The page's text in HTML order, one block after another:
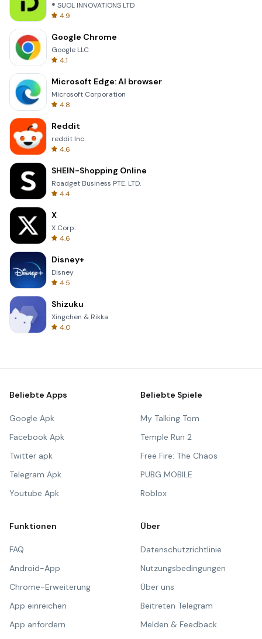
® SUOL INNOVATIONS LTD
4.9
Google Chrome
Google LLC
4.1
Microsoft Edge: AI browser
Microsoft Corporation
4.8
Reddit
reddit Inc.
4.6
SHEIN-Shopping Online
Roadget Business PTE. LTD.
4.4
X
X Corp.
4.6
Disney+
Disney
4.5
Shizuku
Xingchen & Rikka
4.0
Beliebte Apps
Google Apk
Facebook Apk
Twitter apk
Telegram Apk
Youtube Apk
Beliebte Spiele
My Talking Tom
Temple Run 2
Free Fire: The Chaos
PUBG MOBILE
Roblox
Funktionen
FAQ
Android-App
Chrome-Erweiterung
App einreichen
App anfordern
Über
Datenschutzrichtlinie
Nutzungsbedingungen
Über uns
Beitreten Telegram
Melden & Feedback